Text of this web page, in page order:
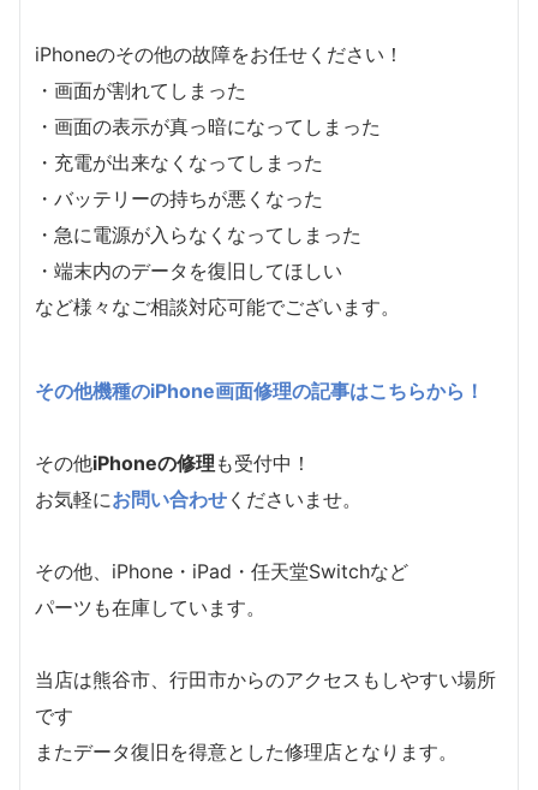
iPhoneのその他の故障をお任せください！
・画面が割れてしまった
・画面の表示が真っ暗になってしまった
・充電が出来なくなってしまった
・バッテリーの持ちが悪くなった
・急に電源が入らなくなってしまった
・端末内のデータを復旧してほしい
など様々なご相談対応可能でございます。
その他機種のiPhone画面修理の記事はこちらから！
その他iPhoneの修理 も受付中！
お気軽にお問い合わせ くださいませ。
その他、iPhone・iPad・任天堂Switchなど
パーツも在庫しています。
当店は熊谷市、行田市からのアクセスもしやすい場所
です
またデータ復旧を得意とした修理店となります。